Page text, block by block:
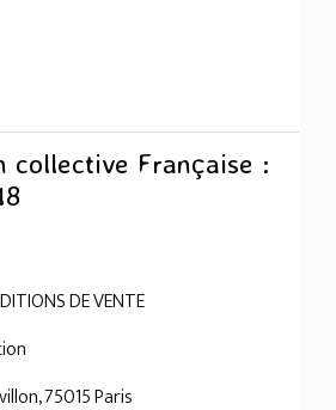
collective Française :
DE VENTE
75015 Paris